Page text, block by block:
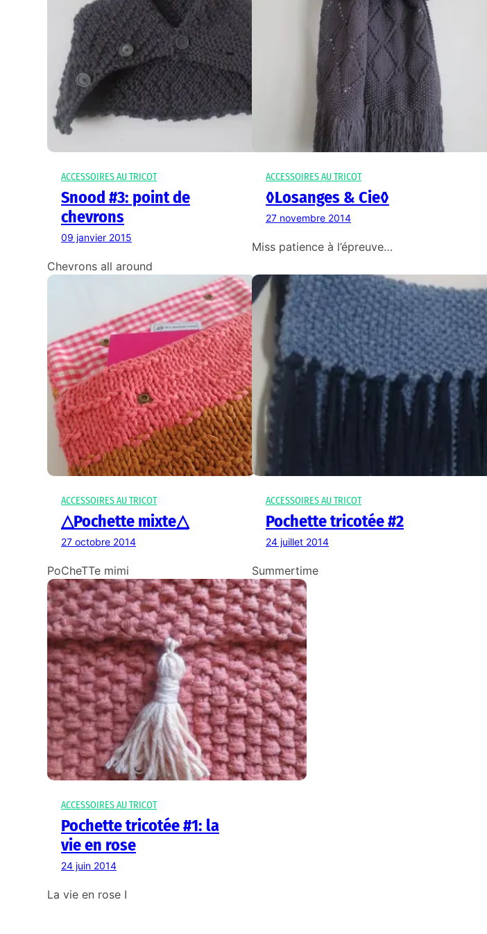
ACCESSOIRES AU TRICOT
Snood #3: point de
chevrons
09 janvier 2015
Chevrons all around
ACCESSOIRES AU TRICOT
◊Losanges & Cie◊
27 novembre 2014
Miss patience à l’épreuve…
ACCESSOIRES AU TRICOT
△Pochette mixte△
27 octobre 2014
PoCheTTe mimi
ACCESSOIRES AU TRICOT
Pochette tricotée #2
24 juillet 2014
Summertime
ACCESSOIRES AU TRICOT
Pochette tricotée #1: la
vie en rose
24 juin 2014
La vie en rose I